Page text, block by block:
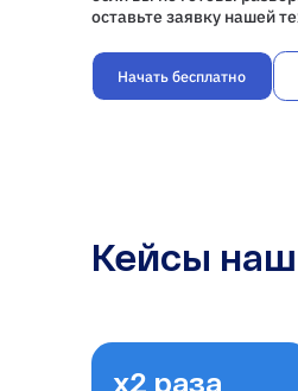
оставьте заявку нашей
Начать бесплатно
Кейсы
х2 раза